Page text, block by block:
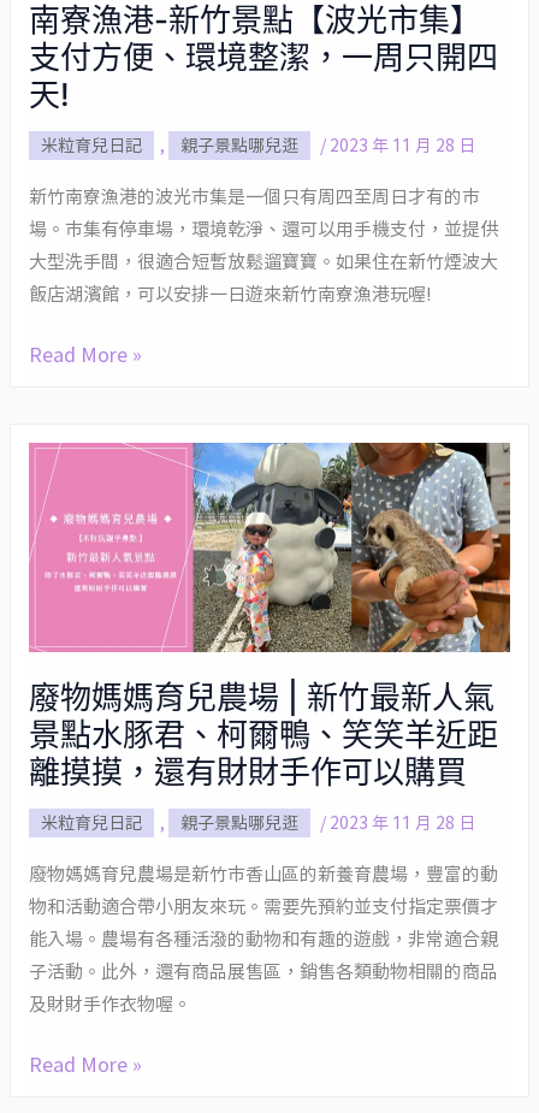
區
南寮漁港-新竹景點【波光市集】
支付方便、環境整潔，一周只開四
天!
米粒育兒日記 , 親子景點哪兒逛 / 2023 年 11 月 28 日
新竹南寮漁港的波光市集是一個只有周四至周日才有的市
場。市集有停車場，環境乾淨、還可以用手機支付，並提供
大型洗手間，很適合短暫放鬆遛寶寶。如果住在新竹煙波大
飯店湖濱館，可以安排一日遊來新竹南寮漁港玩喔!
點
【波
光
集】
支
付
方
便、
境
一
周
只
開
Read More »
廢物媽媽育兒農場 | 新竹最新人氣
景點水豚君、柯爾鴨、笑笑羊近距
離摸摸，還有財財手作可以購買
米粒育兒日記 , 親子景點哪兒逛 / 2023 年 11 月 28 日
廢物媽媽育兒農場是新竹市香山區的新養育農場，豐富的動
物和活動適合帶小朋友來玩。需要先預約並支付指定票價才
能入場。農場有各種活潑的動物和有趣的遊戲，非常適合親
子活動。此外，還有商品展售區，銷售各類動物相關的商品
及財財手作衣物喔。
物
媽
媽
場
|
新
最
新
人
氣
景
點
豚
Read More »